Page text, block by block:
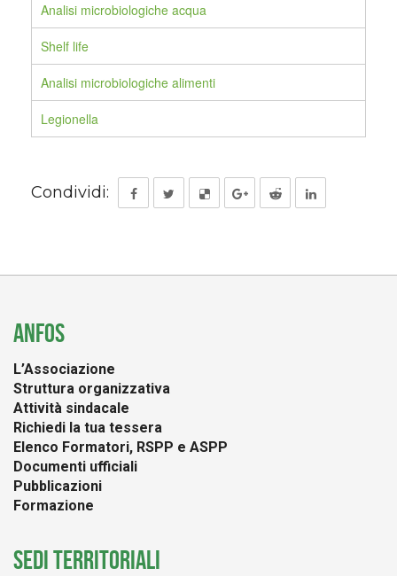
Analisi microbiologiche acqua
Shelf life
Analisi microbiologiche alimenti
Legionella
Condividi:
ANFOS
L’Associazione
Struttura organizzativa
Attività sindacale
Richiedi la tua tessera
Elenco Formatori, RSPP e ASPP
Documenti ufficiali
Pubblicazioni
Formazione
SEDI TERRITORIALI